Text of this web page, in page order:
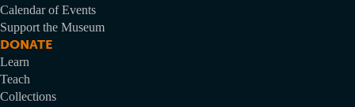
Calendar of Events
Support the Museum
DONATE
Learn
Teach
Collections